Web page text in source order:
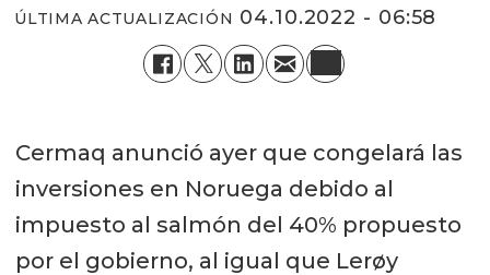
ÚLTIMA ACTUALIZACIÓN 04.10.2022 - 06:58
Cermaq anunció ayer que congelará las
inversiones en Noruega debido al
impuesto al salmón del 40% propuesto
por el gobierno, al igual que Lerøy